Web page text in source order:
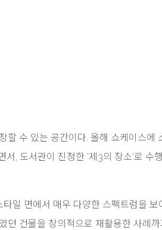
할 수 있는 공간이다. 올해 쇼케이스에
, 도서관이 진정한 ‘제3의 장소’로 수
일 면에서 매우 다양한 스펙트럼을 보
건물을 창의적으로 재활용한 사례까